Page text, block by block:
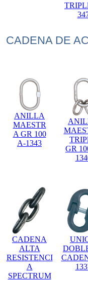
CADENA DE
ANILLA
MAESTR
A GR 100
A-1343
GR
CADENA
ALTA
RESISTENCI
A
SPECTRUM